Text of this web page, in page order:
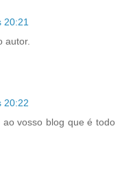
20:21
autor.
20:22
vosso blog que é todo